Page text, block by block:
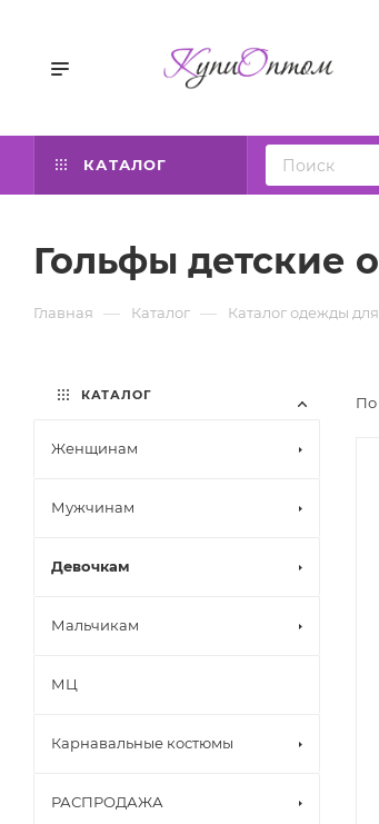
КАТАЛОГ
Гольфы детские
Главная — Каталог — Каталог одежды
По
КАТАЛОГ
Женщинам
Мужчинам
Девочкам
Мальчикам
МЦ
Карнавальные костюмы
РАСПРОДАЖА